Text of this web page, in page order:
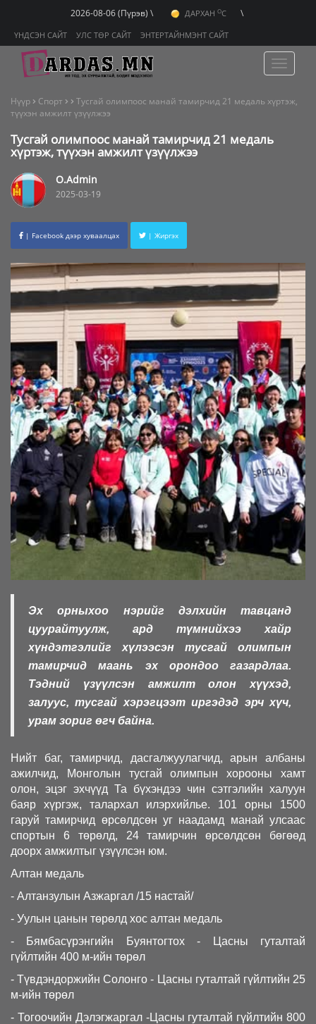
2026-08-06 (Пүрэв) \ ДАРХАН OC
УЛААНБААТАР
\
ҮНДСЭН САЙТ УЛС ТӨР САЙТ ЭНТЕРТАЙНМЭНТ САЙТ
Toggle
Нүүр Спорт
Тусгай олимпоос манай тамирчид 21 медаль хүртэж,
түүхэн амжилт үзүүлжээ
Тусгай олимпоос манай тамирчид 21 медаль
хүртэж, түүхэн амжилт үзүүлжээ
O.Admin
2025-03-19
| Facebook дээр хуваалцах | Жиргэх
Эх орныхоо нэрийг дэлхийн тавцанд
цуурайтуулж, ард түмнийхээ хайр
хүндэтгэлийг хүлээсэн тусгай олимпын
тамирчид маань эх орондоо газардлаа.
Тэдний үзүүлсэн амжилт олон хүүхэд,
залуус, тусгай хэрэгцээт иргэдэд эрч хүч,
урам зориг өгч байна.
Нийт баг, тамирчид, дасгалжуулагчид, арын албаны
ажилчид, Монголын тусгай олимпын хорооны хамт
олон, эцэг эхчүүд Та бүхэндээ чин сэтгэлийн халуун
баяр хүргэж, талархал илэрхийлье. 101 орны 1500
гаруй тамирчид өрсөлдсөн уг наадамд манай улсаас
спортын 6 төрөлд, 24 тамирчин өрсөлдсөн бөгөөд
доорх амжилтыг үзүүлсэн юм.
Алтан медаль
- Алтанзулын Азжаргал /15 настай/
- Уулын цанын төрөлд хос алтан медаль
- Бямбасүрэнгийн Буянтогтох - Цасны гуталтай
гүйлтийн 400 м-ийн төрөл
- Түвдэндоржийн Солонго - Цасны гуталтай гүйлтийн 25
м-ийн төрөл
- Тогоочийн Дэлэгжаргал -Цасны гуталтай гүйлтийн 800